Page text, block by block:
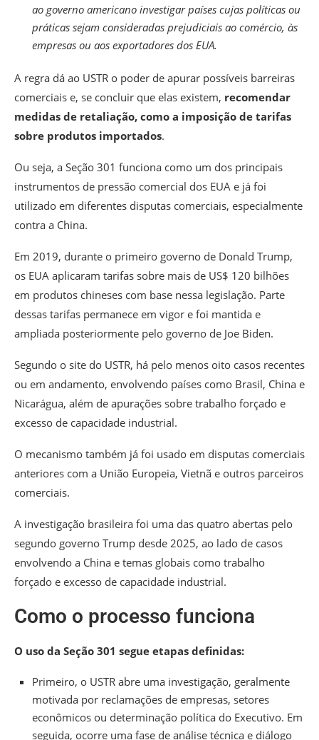
ao governo americano investigar países cujas políticas ou
práticas sejam consideradas prejudiciais ao comércio, às
empresas ou aos exportadores dos EUA.
A regra dá ao USTR o poder de apurar possíveis barreiras
comerciais e, se concluir que elas existem, recomendar
medidas de retaliação, como a imposição de tarifas
sobre produtos importados.
Ou seja, a Seção 301 funciona como um dos principais
instrumentos de pressão comercial dos EUA e já foi
utilizado em diferentes disputas comerciais, especialmente
contra a China.
Em 2019, durante o primeiro governo de Donald Trump,
os EUA aplicaram tarifas sobre mais de US$ 120 bilhões
em produtos chineses com base nessa legislação. Parte
dessas tarifas permanece em vigor e foi mantida e
ampliada posteriormente pelo governo de Joe Biden.
Segundo o site do USTR, há pelo menos oito casos recentes
ou em andamento, envolvendo países como Brasil, China e
Nicarágua, além de apurações sobre trabalho forçado e
excesso de capacidade industrial.
O mecanismo também já foi usado em disputas comerciais
anteriores com a União Europeia, Vietnã e outros parceiros
comerciais.
A investigação brasileira foi uma das quatro abertas pelo
segundo governo Trump desde 2025, ao lado de casos
envolvendo a China e temas globais como trabalho
forçado e excesso de capacidade industrial.
Como o processo funciona
O uso da Seção 301 segue etapas definidas:
Primeiro, o USTR abre uma investigação, geralmente
motivada por reclamações de empresas, setores
econômicos ou determinação política do Executivo. Em
seguida, ocorre uma fase de análise técnica e diálogo